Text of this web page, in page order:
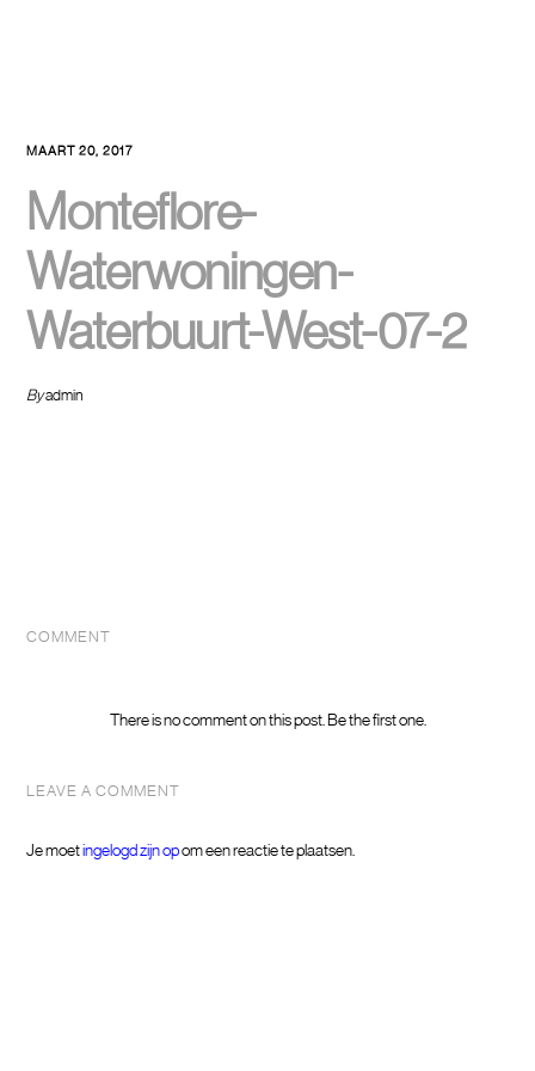
MAART 20, 2017
Monteflore-
Waterwoningen-
Waterbuurt-West-07-2
Byadmin
COMMENT
There is no comment on this post. Be the first one.
LEAVE A COMMENT
Je moetingelogd zijn opom een reactie te plaatsen.